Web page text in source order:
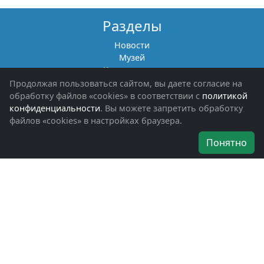
Разделы
Новости
Музей
Книги памяти
Фотоальбомы
Обращения граждан
Помощь участникам СВО и их семьям
Об организации
Наши награды
Продолжая пользоваться сайтом, вы даете согласие на
обработку файлов «cookies» в соответствии с политикой
конфиденциальности. Вы можете запретить обработку
файлов «cookies» в настройках браузера.
Понятно